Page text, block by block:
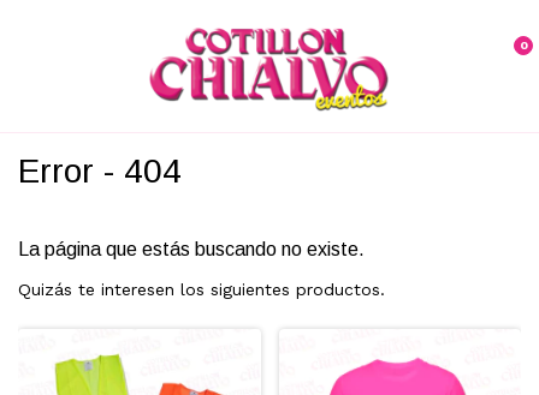
0
Error - 404
La página que estás buscando no existe.
Quizás te interesen los siguientes productos.